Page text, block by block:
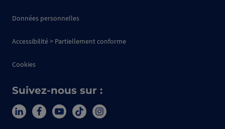
Données personnelles
Accessibilité > Partiellement conforme
Cookies
Suivez-nous sur :